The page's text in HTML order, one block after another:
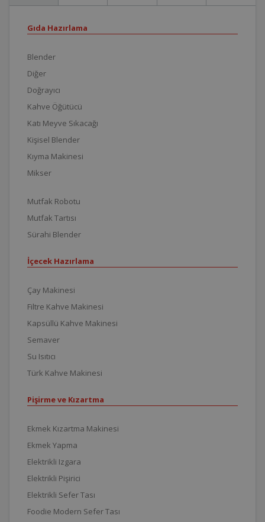
Gıda Hazırlama
Blender
Diğer
Doğrayıcı
Kahve Öğütücü
Katı Meyve Sıkacağı
Kişisel Blender
Kıyma Makinesi
Mikser
Mutfak Robotu
Mutfak Tartısı
Sürahi Blender
İçecek Hazırlama
Çay Makinesi
Filtre Kahve Makinesi
Kapsüllü Kahve Makinesi
Semaver
Su Isıtıcı
Türk Kahve Makinesi
Pişirme ve Kızartma
Ekmek Kızartma Makinesi
Ekmek Yapma
Elektrikli Izgara
Elektrikli Pişirici
Elektrikli Sefer Tası
Foodie Modern Sefer Tası